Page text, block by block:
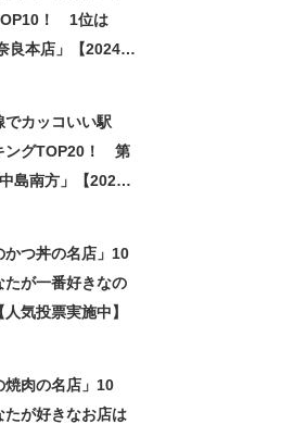
！ 1位は
良本店」【2024年
でカッコいい駅
ングTOP20！ 第
島南方」【2024
かつ丼の名店」10
が一番好きなの
気投票実施中】
焼肉の名店」10
が好きなお店は